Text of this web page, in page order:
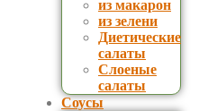
из макарон
из зелени
Диетические
салаты
Слоеные
салаты
Соусы